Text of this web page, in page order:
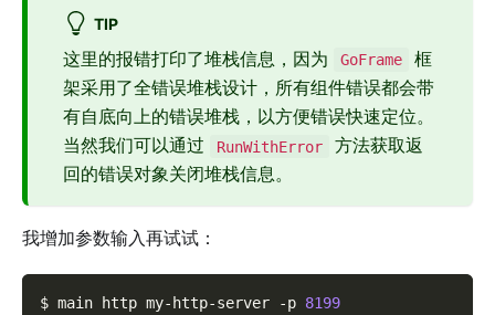
TIP
这里的报错打印了堆栈信息，因为 GoFrame
框
架采用了全错误堆栈设计，所有组件错误都会带
有自底向上的错误堆栈，以方便错误快速定位。
当然我们可以通过
RunWithError
方法获取返
回的错误对象关闭堆栈信息。
我增加参数输入再试试：
$ main http my-http-server -p 8199